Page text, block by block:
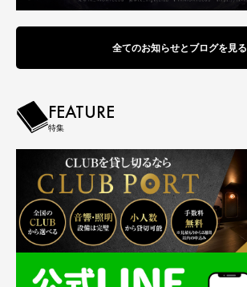
集結
全てのお知らせとブログを見る
FEATURE
特集